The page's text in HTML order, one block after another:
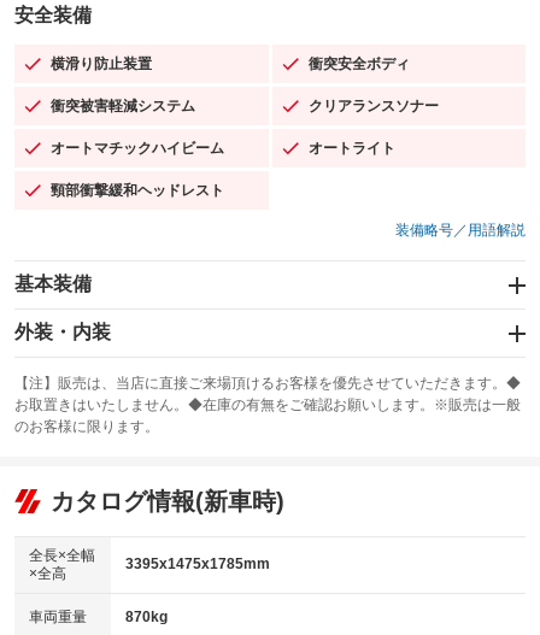
安全装備
横滑り防止装置
：装備あり 衝突安全ボディ
：装備あり
衝突被害軽減システム
：装備あり クリアランスソナー
：装備あり
オートマチックハイビーム
：装備あり オートライト
：装備あり
頸部衝撃緩和ヘッドレスト
：装備あり
装備略号／用語解説
基本装備
エアバッグ：運転席/助手席/サイド
：装備あり
：装備あり
サンルーフ
：装備なし ABS
リフトアップ
：装備なし
：装備なし
パワーウィンドウ
アイドリングストップ
：装備あり
外装・内装
カーナビ
：装備なし
TV
：装備なし
ビジュアル：-／DVD再生
：装備あり
：装備あり
革シート
キーレス
【注】販売は、当店に直接ご来場頂けるお客様を優先させていただきます。◆
お取置きはいたしません。◆在庫の有無をご確認お願いします。※販売は一般
のお客様に限ります。
カタログ情報(新車時)
全長×全幅
×全高
3395x1475x1785mm
車両重量 870kg